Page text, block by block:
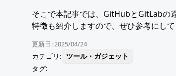
そこで本記事では、GitHubとGitLabの
特徴も紹介しますので、ぜひ参考にして
更新日: 2025/04/24
カテゴリ: ツール・ガジェット
タグ: